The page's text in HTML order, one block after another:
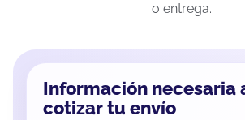
o entrega.
Información necesaria
cotizar tu envío